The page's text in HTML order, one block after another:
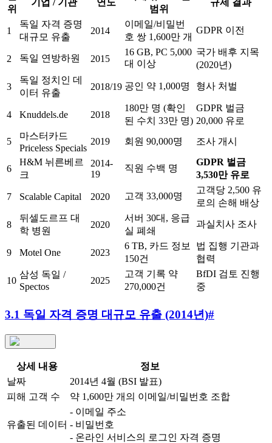
위
기업 / 기관 연도
범위
규제 결과
1
독일 자격 증명
대규모 유출
2014
이메일/비밀번
호 쌍 1,600만 개
GDPR 이전
2 독일 연방하원 2015
16 GB, PC 5,000
대 이상
국가 배후 지목
(2020년)
3
독일 정치인 데
이터 유출
2018/19 공인 약 1,000명 형사 처벌
4 Knuddels.de 2018
180만 명 (확인
된 수치 33만 명)
GDPR 벌금
20,000 유로
5
마스터카드
Priceless Specials
2019 회원 90,000명 조사 개시
6
H&M 뉘른베르
크
2014-
19
직원 수백 명
GDPR 벌금
3,530만 유로
7 Scalable Capital 2020 고객 33,000명
고객당 2,500 유
로의 손해 배상
8
뒤셀도르프 대
학 병원
2020
서버 30대, 응급
실 폐쇄
과실치사 조사
9 Motel One 2023
6 TB, 카드 정보
150건
법 집행 기관과
협력
10
삼성 독일 /
Spectos
2025
고객 기록 약
270,000건
BfDI 검토 진행
중
3.1 독일 자격 증명 대규모 유출 (2014년)#
상세 내용
정보
날짜
2014년 4월 (BSI 발표)
피해 고객 수
약 1,600만 개의 이메일/비밀번호 조합
유출된 데이터
- 이메일 주소
- 비밀번호
- 온라인 서비스의 로그인 자격 증명